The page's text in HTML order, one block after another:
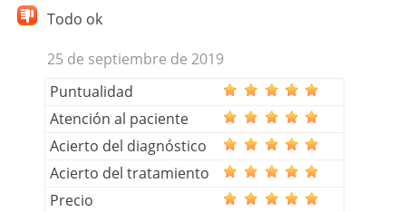
Todo ok
25 de septiembre de 2019
Puntualidad
Atención al paciente
Acierto del diagnóstico
Acierto del tratamiento
Precio